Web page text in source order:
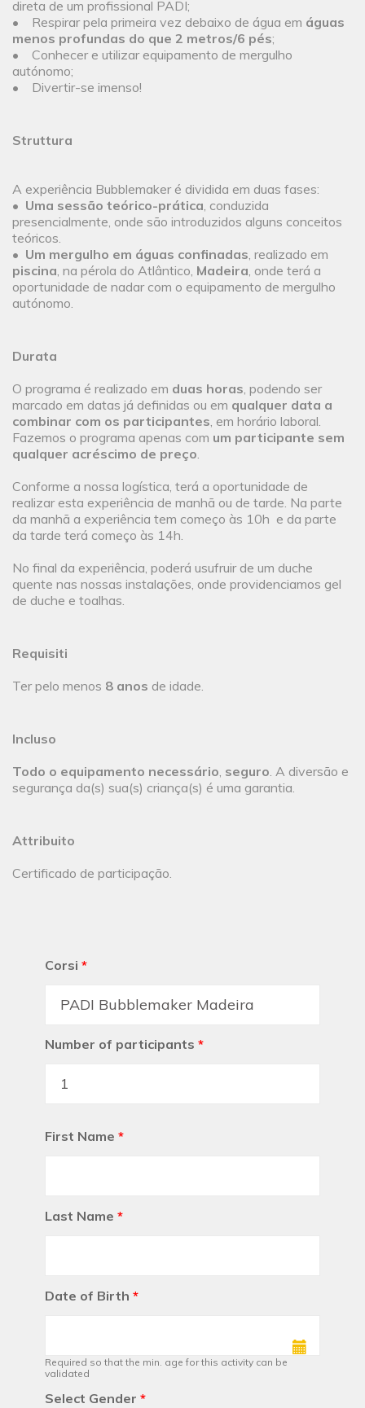
direta de um profissional PADI;
• Respirar pela primeira vez debaixo de água em águas
menos profundas do que 2 metros/6 pés;
• Conhecer e utilizar equipamento de mergulho
autónomo;
• Divertir-se imenso!
Struttura
A experiência Bubblemaker é dividida em duas fases:
• Uma sessão teórico-prática, conduzida
presencialmente, onde são introduzidos alguns conceitos
teóricos.
• Um mergulho em águas confinadas, realizado em
piscina, na pérola do Atlântico, Madeira, onde terá a
oportunidade de nadar com o equipamento de mergulho
autónomo.
Durata
O programa é realizado em duas horas, podendo ser
marcado em datas já definidas ou em qualquer data a
combinar com os participantes, em horário laboral.
Fazemos o programa apenas com um participante sem
qualquer acréscimo de preço.
Conforme a nossa logística, terá a oportunidade de
realizar esta experiência de manhã ou de tarde. Na parte
da manhã a experiência tem começo às 10h e da parte
da tarde terá começo às 14h.
No final da experiência, poderá usufruir de um duche
quente nas nossas instalações, onde providenciamos gel
de duche e toalhas.
Requisiti
Ter pelo menos 8 anos de idade.
Incluso
Todo o equipamento necessário, seguro. A diversão e
segurança da(s) sua(s) criança(s) é uma garantia.
Attribuito
Certificado de participação.
Corsi *
Number of participants *
First Name *
Last Name *
Date of Birth *
Required so that the min. age for this activity can be
validated
Select Gender *